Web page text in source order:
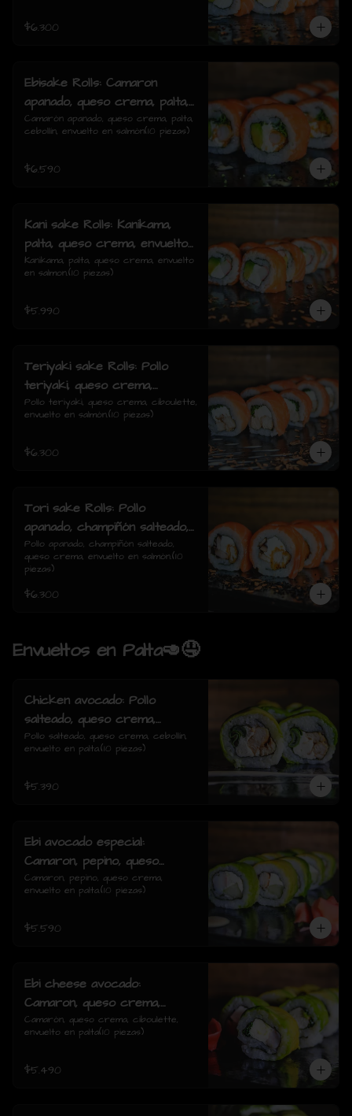
$6.300
Ebisake Rolls: Camaron
apanado, queso crema, palta,
cebollin, envuelto en salmon
Camarón apanado, queso crema, palta,
cebollín, envuelto en salmón(10 piezas)
$6.590
Kani sake Rolls: Kanikama,
palta, queso crema, envuelto
en salmon.
Kanikama, palta, queso crema, envuelto
en salmon.(10 piezas)
$5.990
Teriyaki sake Rolls: Pollo
teriyaki, queso crema,
ciboulette, envuelto en
salmón.
Pollo teriyaki, queso crema, ciboulette,
envuelto en salmón.(10 piezas)
$6.300
Tori sake Rolls: Pollo
apanado, champiñón salteado,
queso crema, envuelto en
salmón.
Pollo apanado, champiñón salteado,
queso crema, envuelto en salmón.(10
piezas)
$6.300
Envueltos en Palta🥑🤤
Chicken avocado: Pollo
salteado, queso crema,
cebollin, envuelto en palta.
Pollo salteado, queso crema, cebollín,
envuelto en palta.(10 piezas)
$5.390
Ebi avocado especial:
Camaron, pepino, queso
crema, envuelto en palta.
Camaron, pepino, queso crema,
envuelto en palta.(10 piezas)
$5.590
Ebi cheese avocado:
Camaron, queso crema,
ciboulette, envuelto en palta
Camarón, queso crema, ciboulette,
envuelto en palta(10 piezas)
$5.490